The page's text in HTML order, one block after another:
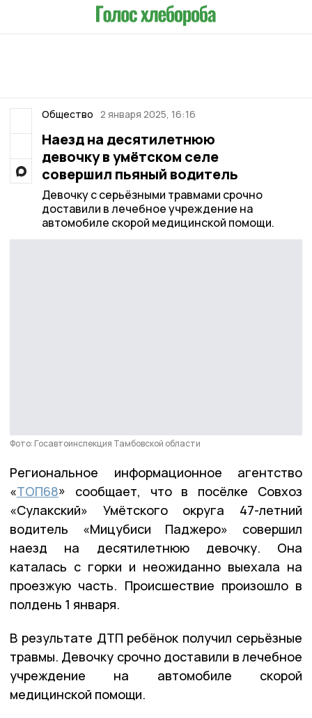
Общество 2 января 2025, 16:16
Наезд на десятилетнюю
девочку в умётском селе
совершил пьяный водитель
Девочку с серьёзными травмами срочно
доставили в лечебное учреждение на
автомобиле скорой медицинской помощи.
Фото: Госавтоинспекция Тамбовской области
Региональное информационное агентство
«ТОП68» сообщает, что в посёлке Совхоз
«Сулакский» Умётского округа 47-летний
водитель «Мицубиси Паджеро» совершил
наезд на десятилетнюю девочку. Она
каталась с горки и неожиданно выехала на
проезжую часть. Происшествие произошло в
полдень 1 января.
В результате ДТП ребёнок получил серьёзные
травмы. Девочку срочно доставили в лечебное
учреждение на автомобиле скорой
медицинской помощи.